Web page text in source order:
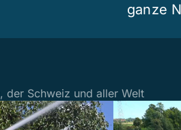
ganze
der Schweiz und aller Welt